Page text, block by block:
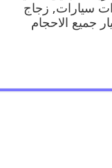
سيارات, زجاج
جميع الاحجام